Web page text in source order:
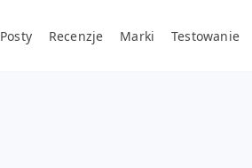
Posty Recenzje Marki Testowanie